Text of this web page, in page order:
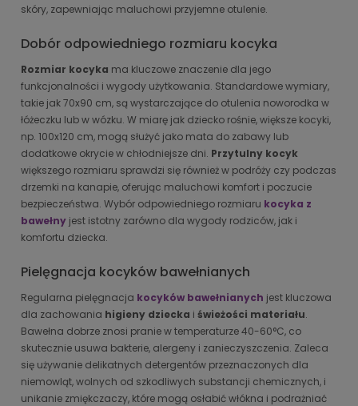
skóry, zapewniając maluchowi przyjemne otulenie.
Dobór odpowiedniego rozmiaru kocyka
Rozmiar kocyka ma kluczowe znaczenie dla jego
funkcjonalności i wygody użytkowania. Standardowe wymiary,
takie jak 70x90 cm, są wystarczające do otulenia noworodka w
łóżeczku lub w wózku. W miarę jak dziecko rośnie, większe kocyki,
np. 100x120 cm, mogą służyć jako mata do zabawy lub
dodatkowe okrycie w chłodniejsze dni. Przytulny kocyk
większego rozmiaru sprawdzi się również w podróży czy podczas
drzemki na kanapie, oferując maluchowi komfort i poczucie
bezpieczeństwa. Wybór odpowiedniego rozmiaru kocyka z
bawełny jest istotny zarówno dla wygody rodziców, jak i
komfortu dziecka.
Pielęgnacja kocyków bawełnianych
Regularna pielęgnacja kocyków bawełnianych jest kluczowa
dla zachowania higieny dziecka i świeżości materiału.
Bawełna dobrze znosi pranie w temperaturze 40-60°C, co
skutecznie usuwa bakterie, alergeny i zanieczyszczenia. Zaleca
się używanie delikatnych detergentów przeznaczonych dla
niemowląt, wolnych od szkodliwych substancji chemicznych, i
unikanie zmiękczaczy, które mogą osłabić włókna i podrażniać